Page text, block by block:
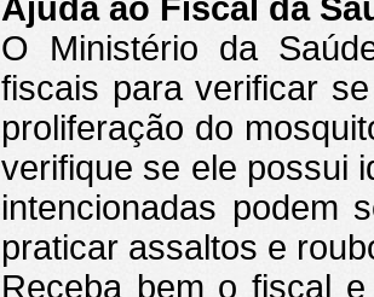
Ajuda ao Fiscal da
O Ministério da
fiscais para verificar
proliferação do
verifique se ele possui
intencionadas podem
praticar assaltos e
Receba bem o fiscal